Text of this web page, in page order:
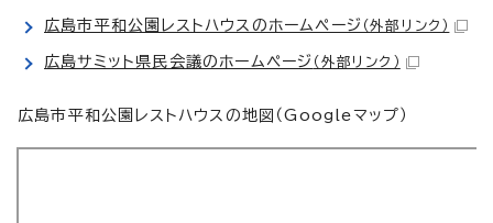
広島市平和公園レストハウスのホームページ （外部リンク）
広島サミット県民会議のホームページ （外部リンク）
広島市平和公園レストハウスの地図（Googleマップ）